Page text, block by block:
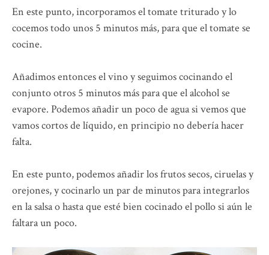
En este punto, incorporamos el tomate triturado y lo
cocemos todo unos 5 minutos más, para que el tomate se
cocine.
Añadimos entonces el vino y seguimos cocinando el
conjunto otros 5 minutos más para que el alcohol se
evapore. Podemos añadir un poco de agua si vemos que
vamos cortos de líquido, en principio no debería hacer
falta.
En este punto, podemos añadir los frutos secos, ciruelas y
orejones, y cocinarlo un par de minutos para integrarlos
en la salsa o hasta que esté bien cocinado el pollo si aún le
faltara un poco.